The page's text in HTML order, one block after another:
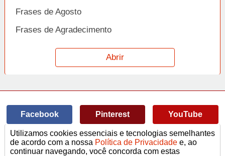
Frases de Agosto
Frases de Agradecimento
Frases de Amizade
Frases de Amor
Frases de Arrependimento
Frases de Atitude
Abrir
Facebook Pinterest YouTube
© Copyright 2014-2022A Frase.
Termos de Uso / Privacidade
Frases Vídeos
Utilizamos cookies essenciais e tecnologias semelhantes
de acordo com a nossa Política de Privacidade e, ao
continuar navegando, você concorda com estas